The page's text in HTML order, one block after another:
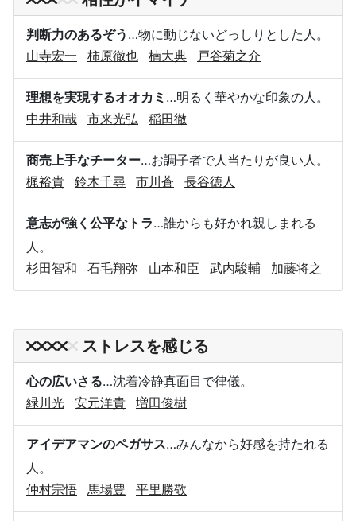
判断力のあるぞう …物に動じないどっしりとした人。
山寺宏一
柿原徹也 楠大典 戸谷菊之介
理想を実現するオオカミ …明るく華やかな印象の人。
中井和哉
市来光弘 稲田徹
商売上手なチーター…お調子者で人当たりが良い人。
梶裕貴
鈴木千尋 市川蒼 長谷徳人
意志が強く公平なトラ…誰からも好かれ親しまれる
人。
杉田智和
石毛翔弥 山本和臣 武内駿輔 加藤将之
ストレスを感じる
心の広いさる…沈着冷静真面目で律儀。
緑川光
安元洋貴 増田俊樹
アイデアマンのペガサス…みんなから好感を持たれる
人。
仲村宗悟
馬場豊 平里勝敬